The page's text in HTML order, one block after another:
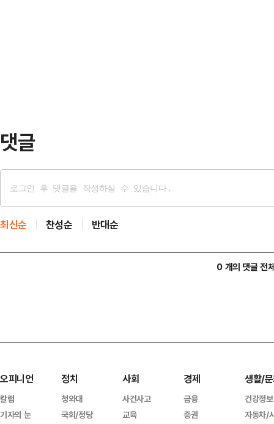
댓글
최신순 찬성순 반대순
0 개의 댓글 전
오피니언
칼럼
기자의 눈
정치
청와대
국회/정당
사회
사건사고
교육
경제
금융
증권
생활/
건강정보
자동차/